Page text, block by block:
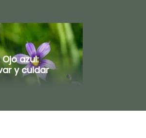
azul:
y cuidar